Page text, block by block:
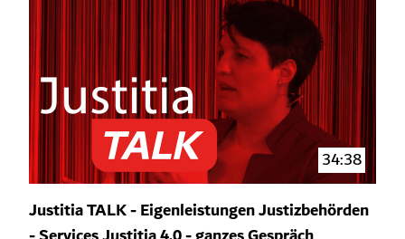
34:38
Justitia TALK - Eigenleistungen Justizbehörden